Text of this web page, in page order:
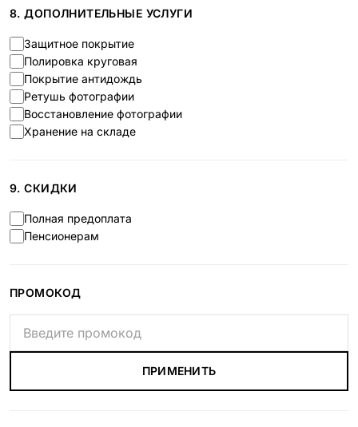
8. ДОПОЛНИТЕЛЬНЫЕ УСЛУГИ
Защитное покрытие
Полировка круговая
Покрытие антидождь
Ретушь фотографии
Восстановление фотографии
Хранение на складе
9. СКИДКИ
Полная предоплата
Пенсионерам
ПРОМОКОД
ПРИМЕНИТЬ